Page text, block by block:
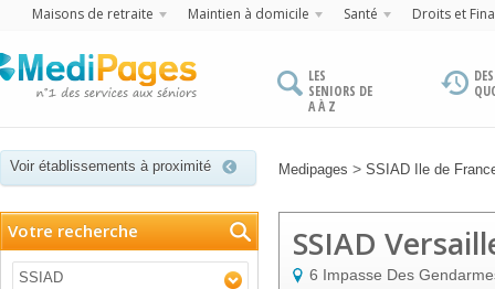
Maisons de retraite Maintien à domicile Santé Droits et
LES
SENIORS DE
A À Z
Voir établissements à proximité Medipages > SSIAD Ile de
Votre recherche
SSIAD
SSIAD
6 Impasse Des